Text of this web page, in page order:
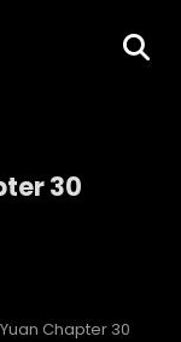
30
Chapter 30